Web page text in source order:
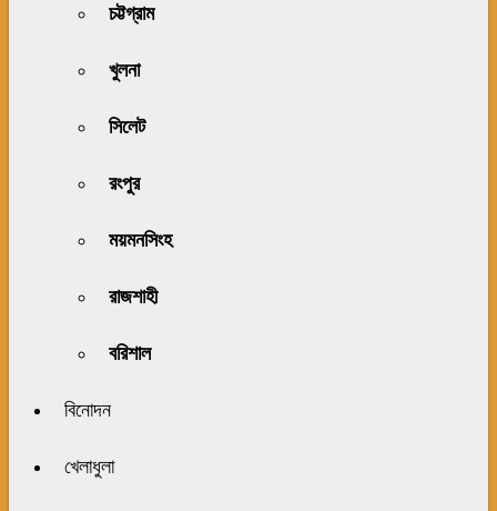
চট্টগ্রাম
খুলনা
সিলেট
রংপুর
ময়মনসিংহ
রাজশাহী
বরিশাল
বিনোদন
খেলাধুলা